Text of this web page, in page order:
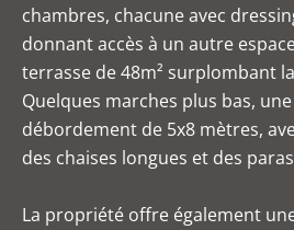
chambres, chacune avec
donnant accès à un autre
terrasse de 48m² surplombant
Quelques marches plus bas,
débordement de 5x8 mètres,
des chaises longues et des
La propriété offre également